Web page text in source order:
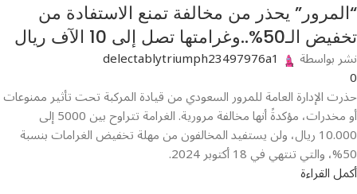
“المرور” يحذر من مخالفة تمنع الاستفادة من
تخفيض الـ50%..وغرامتها تصل إلى 10 الآف ريال
نشر بواسطة delectablytriumph23497976a1
0
حذرت الإدارة العامة للمرور السعودي من قيادة المركبة تحت تأثير ممنوعات
أو مخدرات، مؤكدةً أنها مخالفة مرورية. الغرامة تتراوح بين 5000 إلى
10.000 ريال، ولن يستفيد المخالفون من مهلة تخفيض الغرامات بنسبة
50%، والتي تنتهي في 18 أكتوبر 2024.
أكمل القراءة